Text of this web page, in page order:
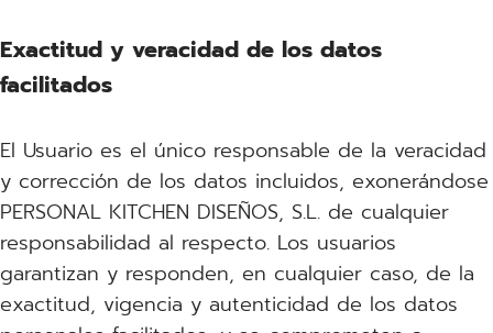
Exactitud y veracidad de los datos
facilitados
El Usuario es el único responsable de la veracidad
y corrección de los datos incluidos, exonerándose
PERSONAL KITCHEN DISEÑOS, S.L. de cualquier
responsabilidad al respecto. Los usuarios
garantizan y responden, en cualquier caso, de la
exactitud, vigencia y autenticidad de los datos